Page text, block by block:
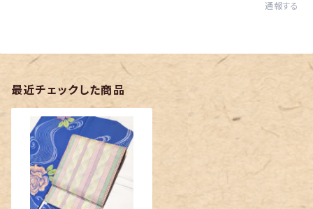
通報する
最近チェックした商品